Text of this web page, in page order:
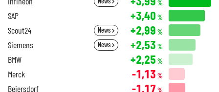
%
SAP +3,40 %
Scout24 News +2,99 %
Siemens News +2,53 %
BMW +2,25 %
Merck -1,13 %
Beiersdorf -1,17 %